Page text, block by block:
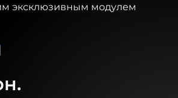
эксклюзивным модулем